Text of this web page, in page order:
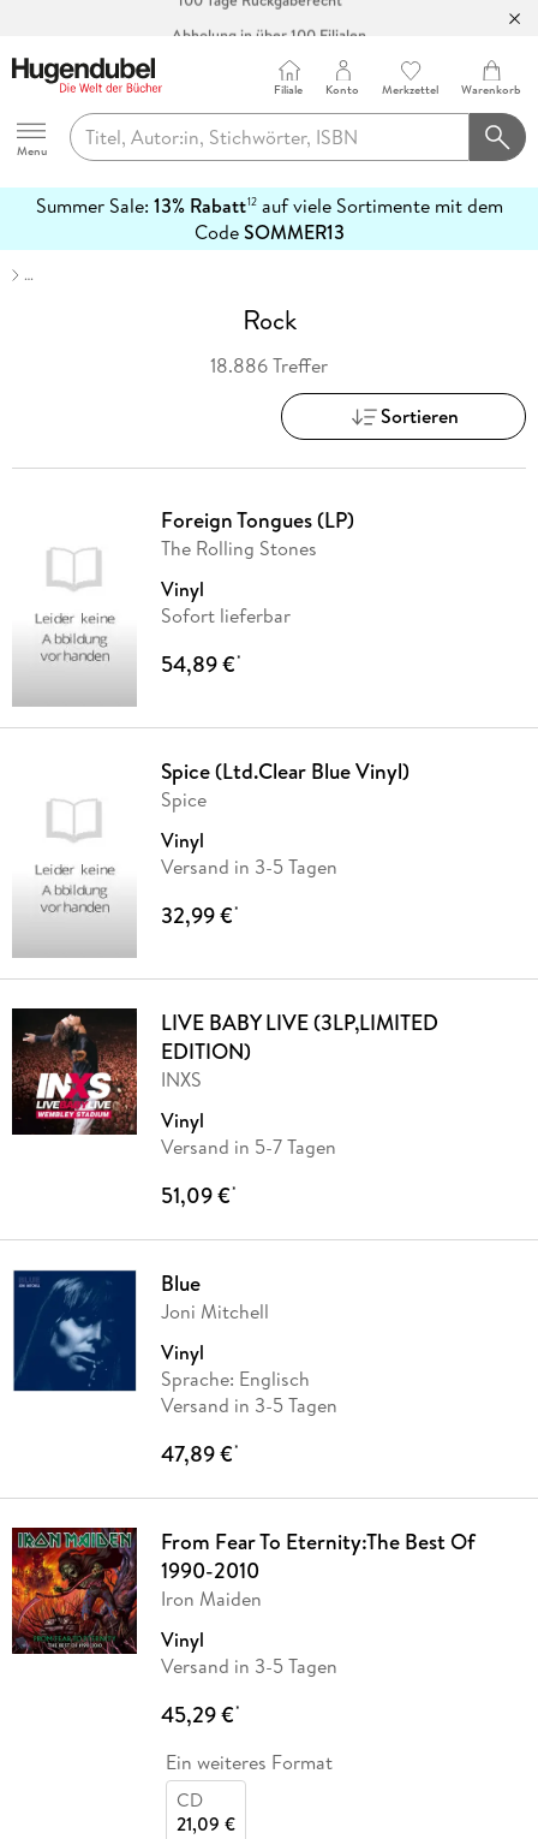
Abholung in über 100 Filialen
Hugendubel
Menu
Filiale Konto Merkzettel Warenkorb
Summer Sale: 13% Rabatt12auf viele Sortimente mit dem
CodeSOMMER13
erfahren
…
Rock
18.886 Treffer
Sortieren
Foreign Tongues (LP)
The Rolling Stones
Vinyl
Sofort lieferbar
54,89 €*
Spice (Ltd.Clear Blue Vinyl)
Spice
Vinyl
Versand in 3-5 Tagen
32,99 €*
LIVE BABY LIVE (3LP,LIMITED
EDITION)
INXS
Vinyl
Versand in 5-7 Tagen
51,09 €*
Blue
Joni Mitchell
Vinyl
Sprache: Englisch
Versand in 3-5 Tagen
47,89 €*
From Fear To Eternity:The Best Of
1990-2010
Iron Maiden
Vinyl
Versand in 3-5 Tagen
45,29 €*
Ein weiteres Format
CD
21,09 €